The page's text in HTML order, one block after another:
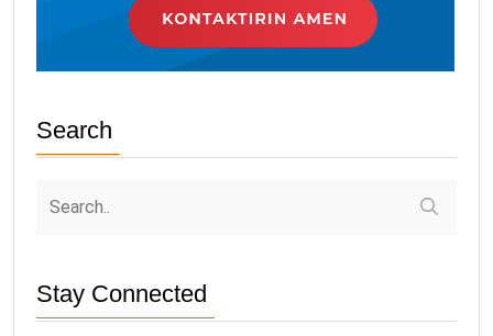
Search
Stay Connected